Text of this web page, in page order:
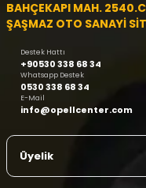
BAHÇEKAPI MAH.
ŞAŞMAZ OTO SANAYİ
Destek Hattı
+90530 338 68 34
Whatsapp Destek
0530 338 68 34
E-Mail
info@opellcenter.com
Üyelik